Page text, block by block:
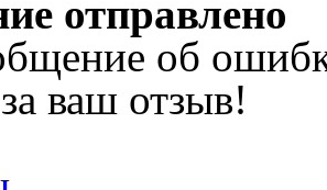
отправлено
об
ваш отзыв!